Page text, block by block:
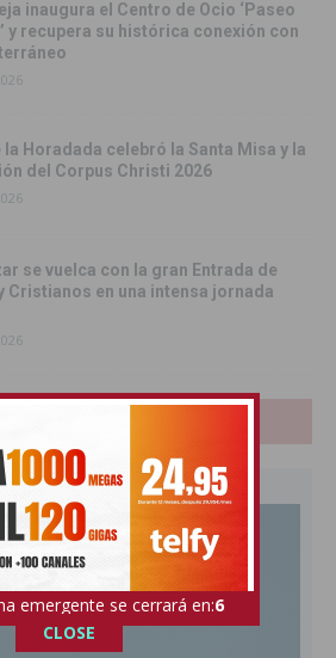
inaugura el Centro de Ocio ‘Paseo
y recupera su histórica conexión con
la Horadada celebró la Santa Misa y la
del Corpus Christi 2026
se vuelca con la gran Entrada de
Cristianos en una intensa jornada
emergente se cerrará en:4
CLOSE